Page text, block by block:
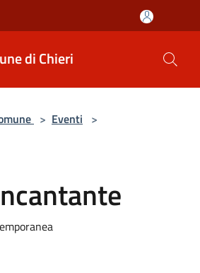
di Chieri
> Eventi >